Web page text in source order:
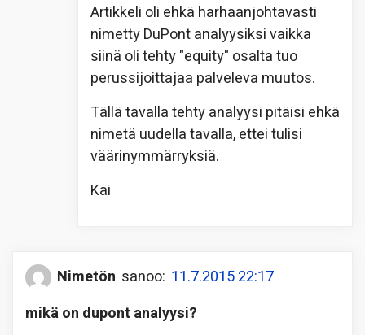
Artikkeli oli ehkä harhaanjohtavasti
nimetty DuPont analyysiksi vaikka
siinä oli tehty "equity" osalta tuo
perussijoittajaa palveleva muutos.
Tällä tavalla tehty analyysi pitäisi ehkä
nimetä uudella tavalla, ettei tulisi
väärinymmärryksiä.
Kai
Nimetön sanoo: 11.7.2015 22:17
mikä on dupont analyysi?